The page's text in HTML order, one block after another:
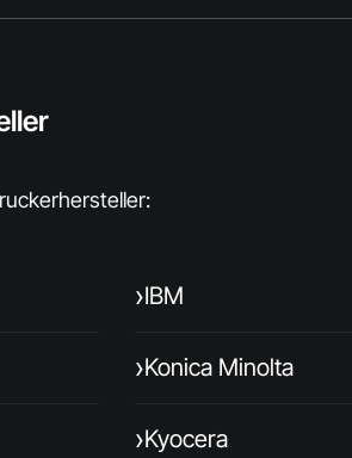
›IBM
›Konica Minolta
›Kyocera